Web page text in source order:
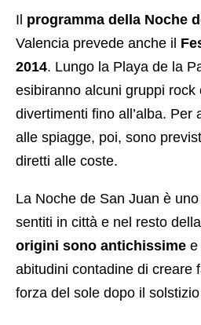
Il programma della Noche
Valencia prevede anche il
2014. Lungo la Playa de la
esibiranno alcuni gruppi rock
divertimenti fino all’alba. Per
alle spiagge, poi, sono
diretti alle coste.
La Noche de San Juan è
sentiti in città e nel resto
origini sono antichissime e
abitudini contadine di creare
forza del sole dopo il solstizio